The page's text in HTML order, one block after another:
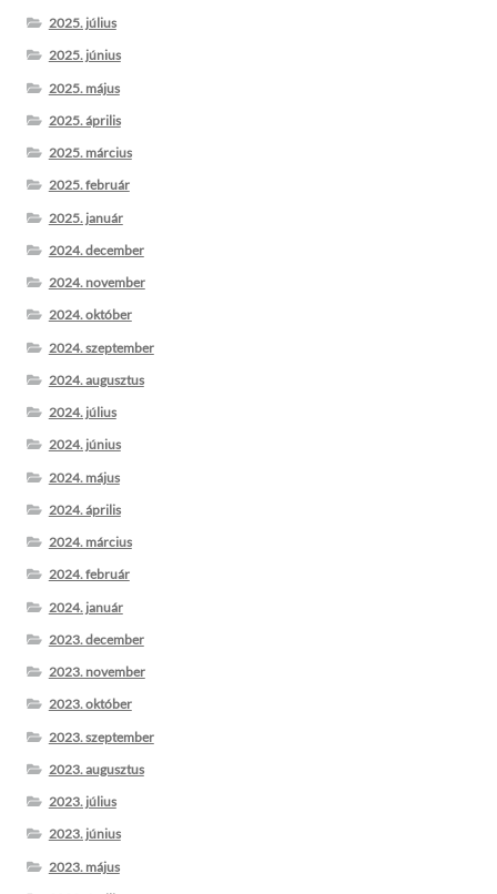
2025. július
2025. június
2025. május
2025. április
2025. március
2025. február
2025. január
2024. december
2024. november
2024. október
2024. szeptember
2024. augusztus
2024. július
2024. június
2024. május
2024. április
2024. március
2024. február
2024. január
2023. december
2023. november
2023. október
2023. szeptember
2023. augusztus
2023. július
2023. június
2023. május